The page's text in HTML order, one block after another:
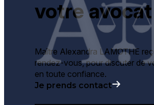
votre avocat
Maître Alexandra LAMOTHE
rendez-vous, pour discuter de
en toute confiance.
Je prends contact